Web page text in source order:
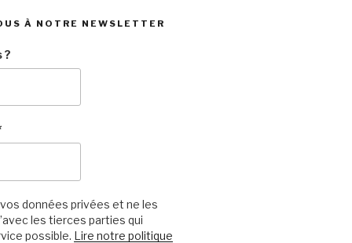
À NOTRE NEWSLETTER
?
données privées et ne les
les tierces parties qui
possible. Lire notre politique